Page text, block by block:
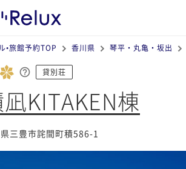
•旅館予約TOP 香川県 琴平・丸亀・坂出
貸別荘
KITAKEN棟
三豊市詫間町積586-1